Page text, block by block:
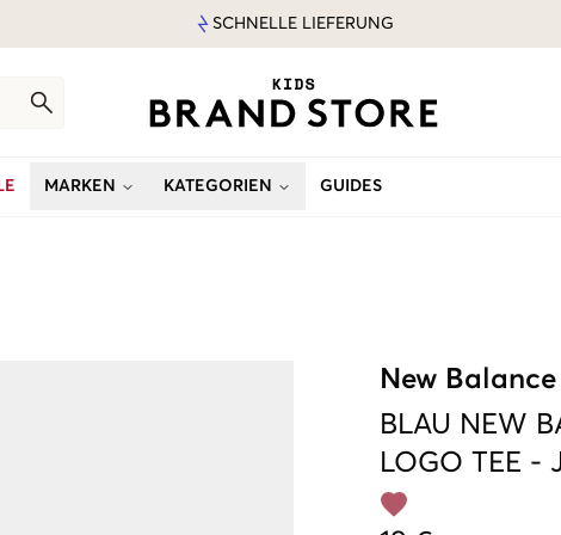
SCHNELLE LIEFERUNG
MARKEN KATEGORIEN GUIDES
New Balance
BLAU NEW
LOGO TEE -